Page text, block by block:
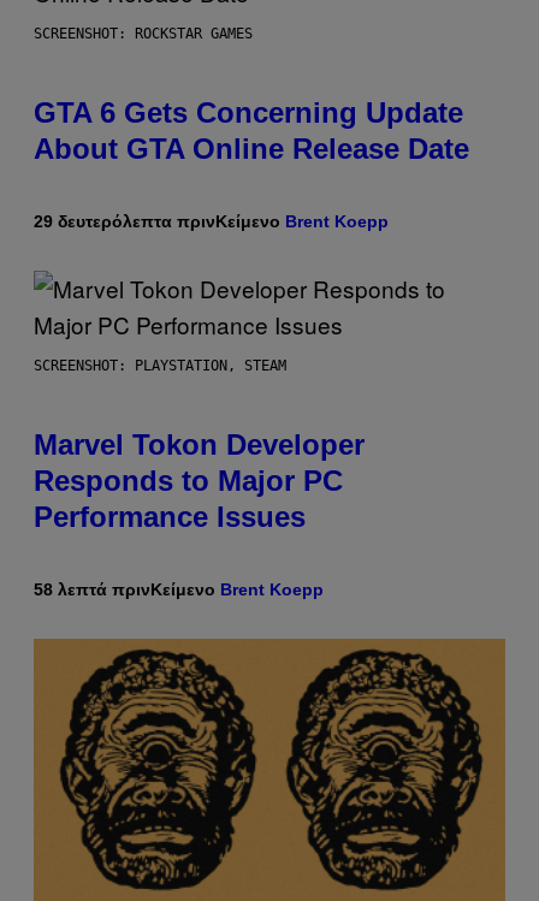
SCREENSHOT: ROCKSTAR GAMES
GTA 6 Gets Concerning Update
About GTA Online Release Date
29 δευτερόλεπτα πρινΚείμενο Brent Koepp
SCREENSHOT: PLAYSTATION, STEAM
Marvel Tokon Developer
Responds to Major PC
Performance Issues
58 λεπτά πρινΚείμενο Brent Koepp